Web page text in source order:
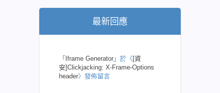
最新回應
「 Iframe Generator 」於〈 [資
安]Clickjacking: X-Frame-Options
header〉發佈留言